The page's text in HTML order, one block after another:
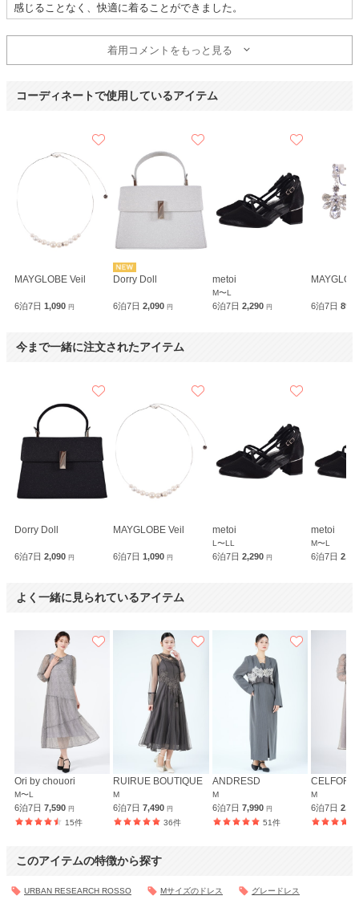
身長 :155〜159cm
丈 : くるぶし
使用シーン :
友人の
【一緒に注文した商品】
trattoria
感じることなく、快適に着ることができました。
着用コメントをもっと見る
コーディネートで使用しているアイテム
MAYGLOBE Veil
6泊7日 1,090 円
Dorry Doll
6泊7日2,090円
metoi
M〜L
6泊7日 2,290 円 6泊7日 890
今まで一緒に注文されたアイテム
Dorry Doll
6泊7日 2,090 円
MAYGLOBE Veil
6泊7日1,090円
metoi
L〜LL
6泊7日 2,290 円
metoi
M〜L
6泊7日
よく一緒に見られているアイテム
Ori by chouori
M〜L
6泊7日 7,590 円
15件
RUIRUE BOUTIQUE
M
6泊7日7,490円
36件
ANDRESD
M
6泊7日 7,990 円
51件
CELFORD
M
6泊7日
このアイテムの特徴から探す
URBAN RESEARCH ROSSO Mサイズのドレス グレードレス